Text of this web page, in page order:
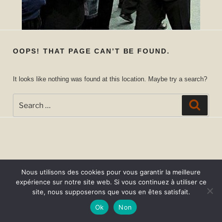
OOPS! THAT PAGE CAN’T BE FOUND.
It looks like nothing was found at this location. Maybe try a search?
for:
Nous utilisons des cookies pour vous garantir la meilleure
expérience sur notre site web. Si vous continuez à utiliser ce
site, nous supposerons que vous en êtes satisfait.
Ok
Non